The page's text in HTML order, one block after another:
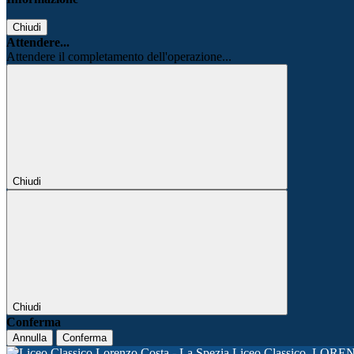
Chiudi
Attendere...
Attendere il completamento dell'operazione...
Chiudi
Chiudi
Conferma
Annulla Conferma